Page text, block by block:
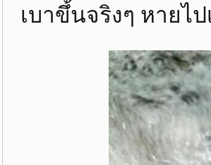
เบาขึ้นจริงๆ หายไ